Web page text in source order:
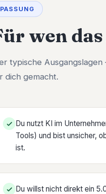
PASSUNG
wen
typische
dich gemacht.
Du nutzt KI im
Tools) und bist unsicher,
ist.
Du willst nicht direkt ein